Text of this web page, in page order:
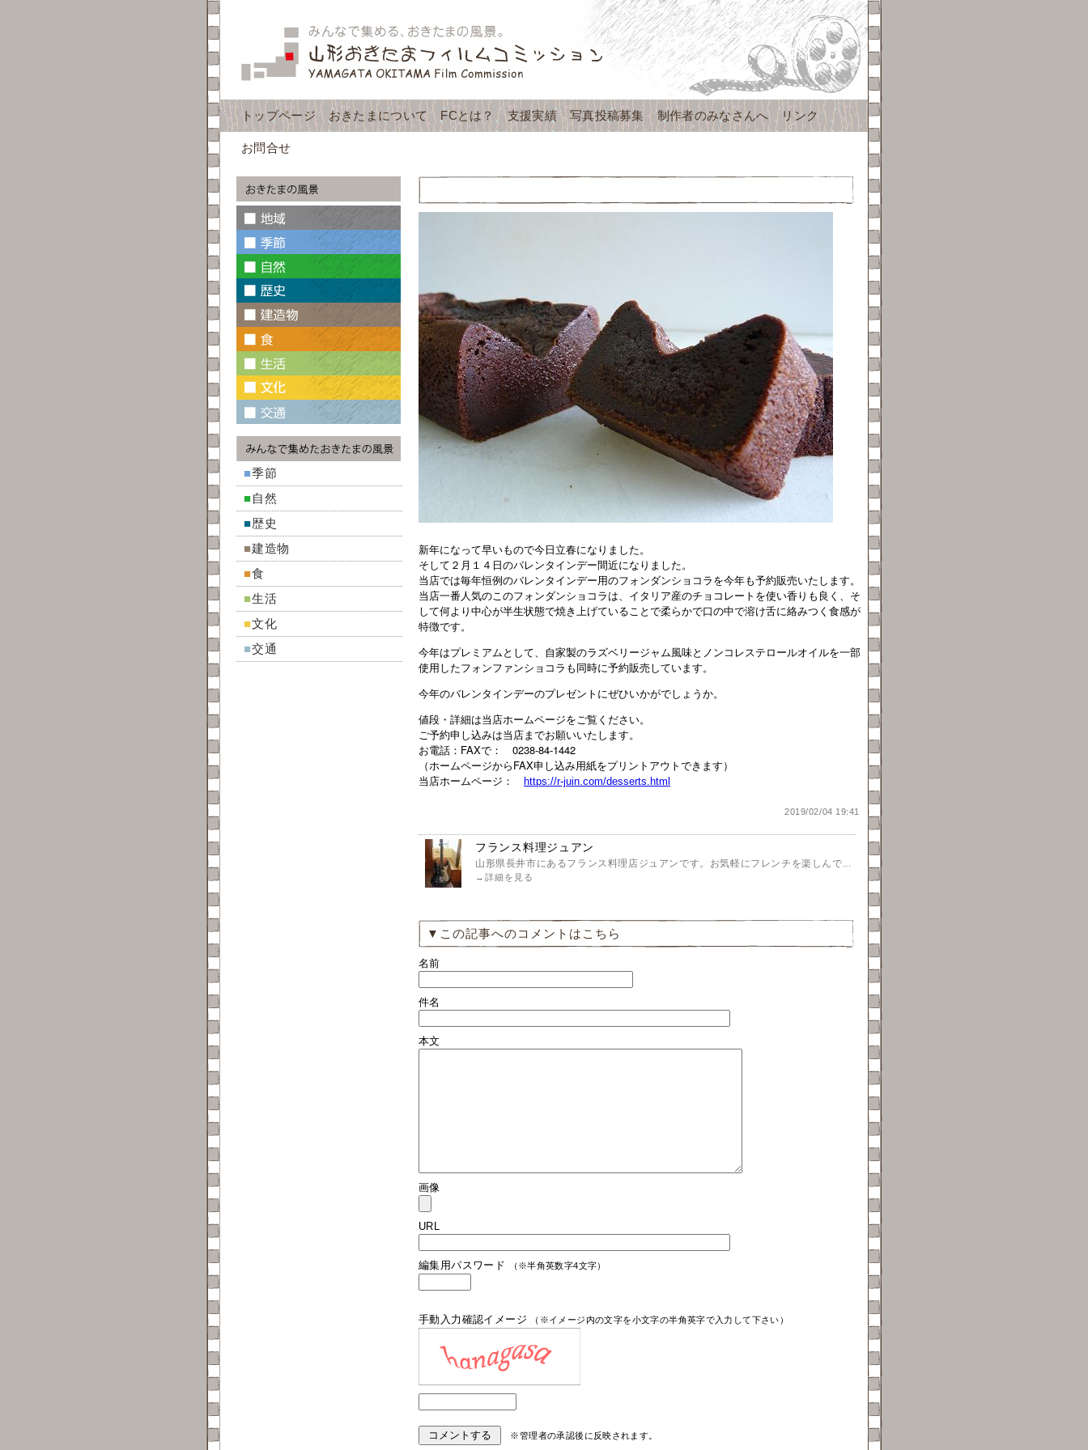
トップページ おきたまについて FCとは？ 支援実績 写真投稿募集 制作者のみなさんへ リンク
お問合せ
■季節
■自然
■歴史
■建造物
■食
■生活
■文化
■交通
新年になって早いもので今日立春になりました。
そして２月１４日のバレンタインデー間近になりました。
当店では毎年恒例のバレンタインデー用のフォンダンショコラを今年も予約販売いたします。
当店一番人気のこのフォンダンショコラは、イタリア産のチョコレートを使い香りも良く、そ
して何より中心が半生状態で焼き上げていることで柔らかで口の中で溶け舌に絡みつく食感が
特徴です。
今年はプレミアムとして、自家製のラズベリージャム風味とノンコレステロールオイルを一部
使用したフォンファンショコラも同時に予約販売しています。
今年のバレンタインデーのプレゼントにぜひいかがでしょうか。
値段・詳細は当店ホームページをご覧ください。
ご予約申し込みは当店までお願いいたします。
お電話：FAXで： 0238-84-1442
（ホームページからFAX申し込み用紙をプリントアウトできます）
当店ホームページ：
https://r-juin.com/desserts.html
2019/02/04 19:41
フランス料理ジュアン
山形県長井市にあるフランス料理店ジュアンです。お気軽にフレンチを楽しんで...
→ 詳細を見る
▼この記事へのコメントはこちら
名前
件名
本文
画像
URL
編集用パスワード （※半角英数字4文字）
手動入力確認イメージ （※イメージ内の文字を小文字の半角英字で入力して下さい）
※管理者の承認後に反映されます。